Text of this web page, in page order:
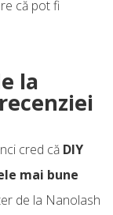
că pot fi
la
cred că DIY
mai bune
de la Nanolash